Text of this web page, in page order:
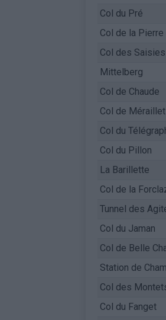
Col du Pré
Col de la Pierre
Col des Saisies
Mittelberg
Col de Chaude
Col de Méraillet
Col du
Col du Pillon
La Barillette
Col de la
Tunnel des
Col du Jaman
Col de Belle
Station de
Col des
Col du Fanget